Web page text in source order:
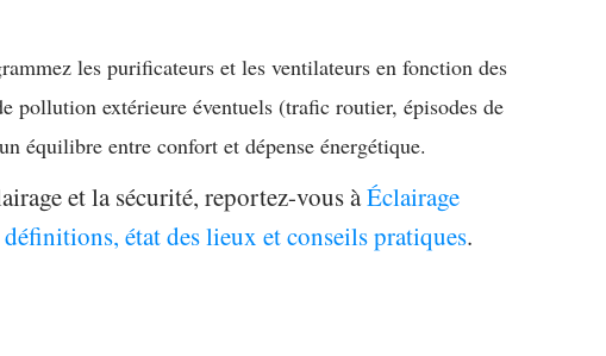
les purificateurs et les ventilateurs en fonction des
pollution extérieure éventuels (trafic routier, épisodes de
équilibre entre confort et dépense énergétique.
et la sécurité, reportez-vous àÉclairage
état des lieux et conseils pratiques.